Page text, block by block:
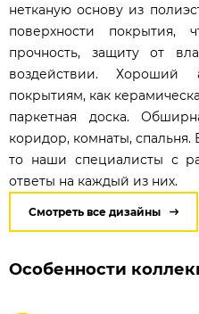
нетканую основу из
поверхности покрытия,
прочность, защиту от
воздействии. Хороший
покрытиям, как
паркетная доска.
коридор, комнаты, спальня.
то наши специалисты с
ответы на каждый из них.
Смотреть все дизайны
Особенности